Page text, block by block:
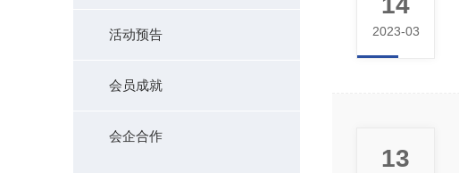
活动预告
会员成就
会企合作
2023-03
13